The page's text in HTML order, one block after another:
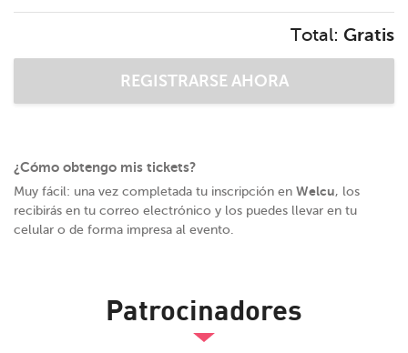
Total: Gratis
¿Cómo obtengo mis tickets?
Muy fácil: una vez completada tu inscripción en Welcu, los
recibirás en tu correo electrónico y los puedes llevar en tu
celular o de forma impresa al evento.
Patrocinadores